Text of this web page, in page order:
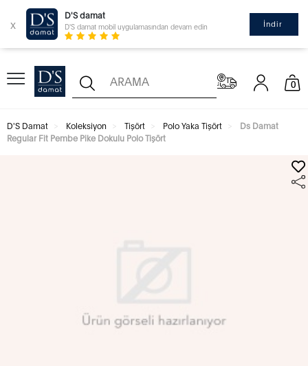
x
D'S damat
D'S damat mobil uygulamasından devam edin İndir
0
D'S Damat Koleksiyon Tişört Polo Yaka Tişört
Ds Damat
Regular Fit Pembe Pike Dokulu Polo Tişört